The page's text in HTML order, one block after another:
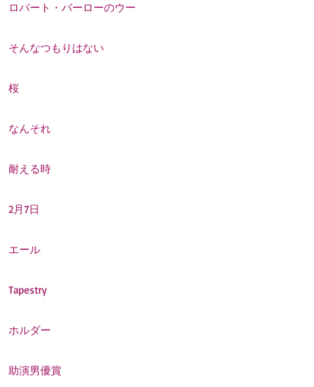
ロバート・バーローのウー
そんなつもりはない
桜
なんそれ
耐える時
2月7日
エール
Tapestry
ホルダー
助演男優賞